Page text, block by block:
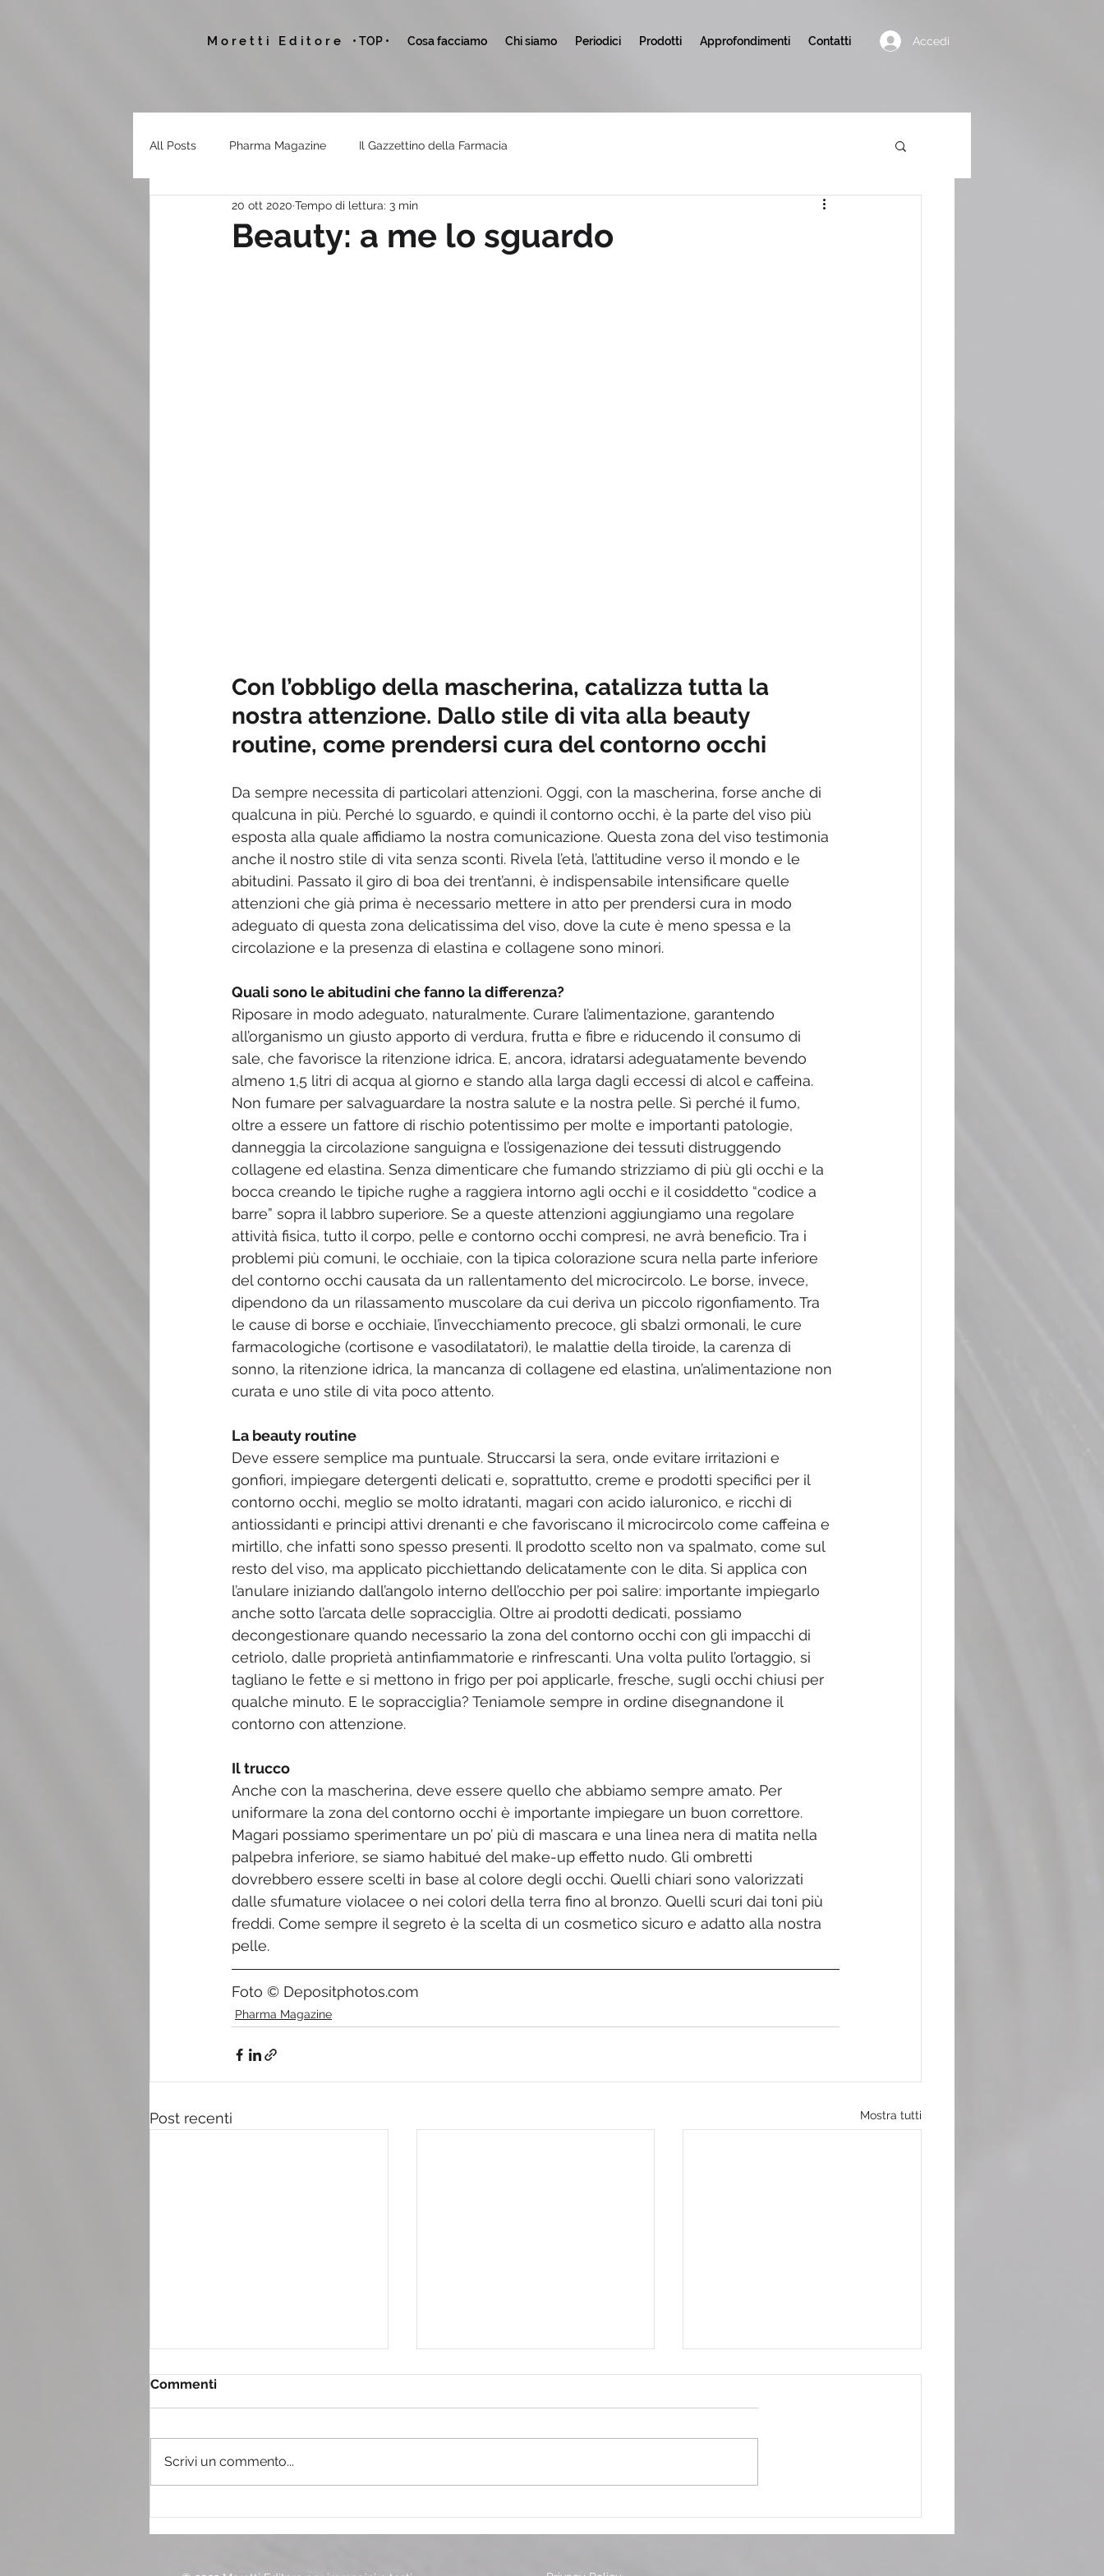
Moretti Editore • TOP • Cosa facciamo Chi siamo Periodici Prodotti Approfondimenti Contatti Accedi
All Posts Pharma Magazine Il Gazzettino della Farmacia
Beauty: a me lo sguardo
20 ott 2020 Tempo di lettura: 3 min
Con l’obbligo della mascherina, catalizza tutta la
nostra attenzione. Dallo stile di vita alla beauty
routine, come prendersi cura del contorno occhi
Da sempre necessita di particolari attenzioni. Oggi, con la mascherina, forse anche di
qualcuna in più. Perché lo sguardo, e quindi il contorno occhi, è la parte del viso più
esposta alla quale affidiamo la nostra comunicazione. Questa zona del viso testimonia
anche il nostro stile di vita senza sconti. Rivela l’età, l’attitudine verso il mondo e le
abitudini. Passato il giro di boa dei trent’anni, è indispensabile intensificare quelle
attenzioni che già prima è necessario mettere in atto per prendersi cura in modo
adeguato di questa zona delicatissima del viso, dove la cute è meno spessa e la
circolazione e la presenza di elastina e collagene sono minori.
Quali sono le abitudini che fanno la differenza?
Riposare in modo adeguato, naturalmente. Curare l’alimentazione, garantendo
all’organismo un giusto apporto di verdura, frutta e fibre e riducendo il consumo di
sale, che favorisce la ritenzione idrica. E, ancora, idratarsi adeguatamente bevendo
almeno 1,5 litri di acqua al giorno e stando alla larga dagli eccessi di alcol e caffeina.
Non fumare per salvaguardare la nostra salute e la nostra pelle. Sì perché il fumo,
oltre a essere un fattore di rischio potentissimo per molte e importanti patologie,
danneggia la circolazione sanguigna e l’ossigenazione dei tessuti distruggendo
collagene ed elastina. Senza dimenticare che fumando strizziamo di più gli occhi e la
bocca creando le tipiche rughe a raggiera intorno agli occhi e il cosiddetto “codice a
barre” sopra il labbro superiore. Se a queste attenzioni aggiungiamo una regolare
attività fisica, tutto il corpo, pelle e contorno occhi compresi, ne avrà beneficio. Tra i
problemi più comuni, le occhiaie, con la tipica colorazione scura nella parte inferiore
del contorno occhi causata da un rallentamento del microcircolo. Le borse, invece,
dipendono da un rilassamento muscolare da cui deriva un piccolo rigonfiamento. Tra
le cause di borse e occhiaie, l’invecchiamento precoce, gli sbalzi ormonali, le cure
farmacologiche (cortisone e vasodilatatori), le malattie della tiroide, la carenza di
sonno, la ritenzione idrica, la mancanza di collagene ed elastina, un’alimentazione non
curata e uno stile di vita poco attento.
La beauty routine
Deve essere semplice ma puntuale. Struccarsi la sera, onde evitare irritazioni e
gonfiori, impiegare detergenti delicati e, soprattutto, creme e prodotti specifici per il
contorno occhi, meglio se molto idratanti, magari con acido ialuronico, e ricchi di
antiossidanti e principi attivi drenanti e che favoriscano il microcircolo come caffeina e
mirtillo, che infatti sono spesso presenti. Il prodotto scelto non va spalmato, come sul
resto del viso, ma applicato picchiettando delicatamente con le dita. Si applica con
l’anulare iniziando dall’angolo interno dell’occhio per poi salire: importante impiegarlo
anche sotto l’arcata delle sopracciglia. Oltre ai prodotti dedicati, possiamo
decongestionare quando necessario la zona del contorno occhi con gli impacchi di
cetriolo, dalle proprietà antinfiammatorie e rinfrescanti. Una volta pulito l’ortaggio, si
tagliano le fette e si mettono in frigo per poi applicarle, fresche, sugli occhi chiusi per
qualche minuto. E le sopracciglia? Teniamole sempre in ordine disegnandone il
contorno con attenzione.
Il trucco
Anche con la mascherina, deve essere quello che abbiamo sempre amato. Per
uniformare la zona del contorno occhi è importante impiegare un buon correttore.
Magari possiamo sperimentare un po’ più di mascara e una linea nera di matita nella
palpebra inferiore, se siamo habitué del make-up effetto nudo. Gli ombretti
dovrebbero essere scelti in base al colore degli occhi. Quelli chiari sono valorizzati
dalle sfumature violacee o nei colori della terra fino al bronzo. Quelli scuri dai toni più
freddi. Come sempre il segreto è la scelta di un cosmetico sicuro e adatto alla nostra
pelle.
Foto © Depositphotos.com
Pharma Magazine
Post recenti Mostra tutti
Commenti
Scrivi un commento...